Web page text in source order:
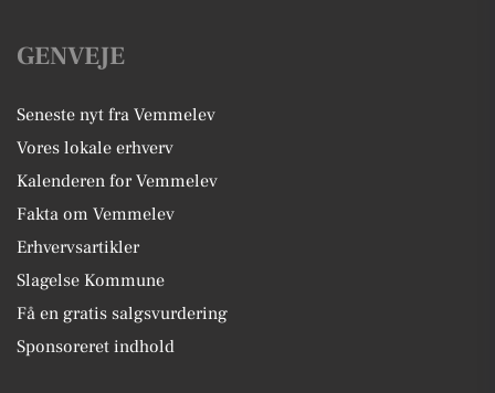
GENVEJE
Seneste nyt fra Vemmelev
Vores lokale erhverv
Kalenderen for Vemmelev
Fakta om Vemmelev
Erhvervsartikler
Slagelse Kommune
Få en gratis salgsvurdering
Sponsoreret indhold